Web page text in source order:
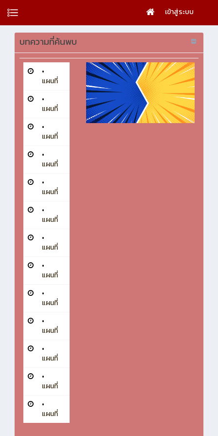
เข้าสู่ระบบ
บทความที่ค้นพบ
•
แผนที่
•
แผนที่
•
แผนที่
•
แผนที่
•
แผนที่
•
แผนที่
•
แผนที่
•
แผนที่
•
แผนที่
•
แผนที่
•
แผนที่
•
แผนที่
•
แผนที่